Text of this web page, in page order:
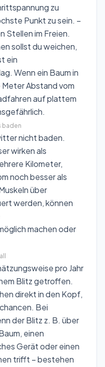
zu
Punkt zu sein. –
Stellen im Freien.
sollst du weichen,
ein
Wenn ein Baum in
Abstand vom
auf plattem
baden
nicht baden.
wirken als
Kilometer,
noch besser als
über
werden, können
machen oder
pro Jahr
Blitz getroffen.
direkt in den Kopf,
Bei
der Blitz z. B. über
einen
Gerät oder einen
trifft – bestehen